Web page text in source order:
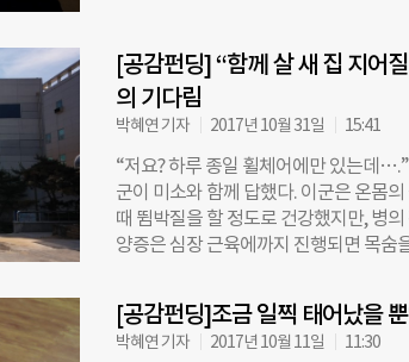
이버 모바일 뉴스 메인, 네이버 해피빈
만원을 237% 초과 달성하고, 총 181명
딩 페이지에는 은평재활원을 응원하는
나라에서도 이런 곳을 위해 여러 지원
리’씨는 “우리 장애우 친구들이 보다
이 관심과 사랑을 아끼지말고 도와야 겠
원 참여를 독려했다. 공감펀딩 이후 은
있다. 바닥과 벽지, 창호 등 건물 내부 인
된 350여만원의 후원금도 방 하나의 인
[공감펀딩] “함께 살 새 집 지어
의 기다림
박혜연 기자 2017년 10월 31일 15:41
“저요? 하루 종일 휠체어에만 있는데
군이 미소와 함께 답했다. 이군은 온몸
때 뜀박질을 할 정도로 건강했지만, 병
양증은 심장 근육에까지 진행되면 목숨
에 요리사가 돼서 친구들에게 맛있는
잖아요’ 하더라고요.”(이보라 사회복지
은평재활원에서 생활한다. 어릴 적 부모
[공감펀딩]조금 일찍 태어났을
박혜연 기자 2017년 10월 11일 11:30